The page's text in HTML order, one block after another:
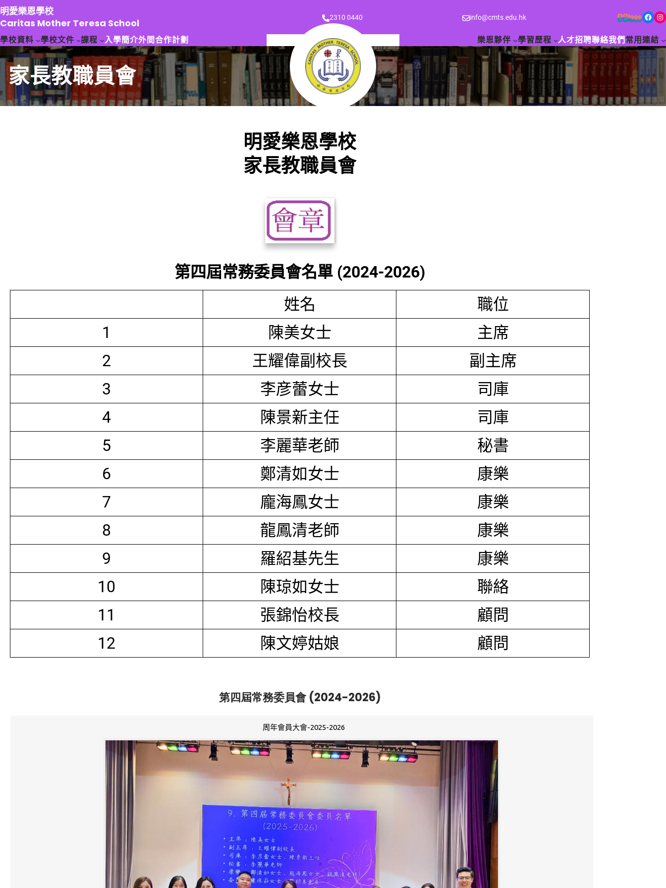
跳
至
主
要
容
明愛樂恩學校
Caritas Mother Teresa School
2310 0440 info@cmts.edu.hk Facebook Instagram
學校資料 學校文件 課程 入學簡介外間合作計劃 樂恩夥伴 學習歷程 人才招聘聯絡我們 常用連結
家長教職員會
明愛樂恩學校
家長教職員會
第四屆常務委員會名單 (2024-2026)
姓名
職位
1
陳美女士
主席
2
王耀偉副校長
副主席
3
李彦蕾女士
司庫
4
陳景新主任
司庫
5
李麗華老師
秘書
6
鄭清如女士
康樂
7
龐海鳳女士
康樂
8
龍鳳清老師
康樂
9
羅紹基先生
康樂
10
陳琼如女士
聯絡
11
張錦怡校長
顧問
12
陳文婷姑娘 顧問
第四屆常務委員會 (2024-2026)
周年會員大會-2025-2026